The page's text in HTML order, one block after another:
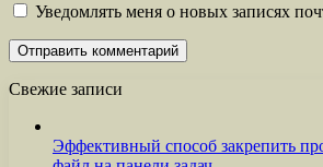
Уведомлять меня о новых записях
Свежие записи
Эффективный способ закрепить